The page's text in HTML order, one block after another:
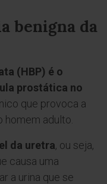
benigna da
(HBP) é o
prostática no
que provoca a
homem adulto.
da uretra, ou seja,
causa uma
a urina que se